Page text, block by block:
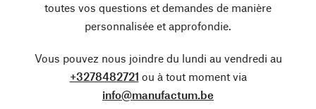
toutes vos questions et demandes de manière
personnalisée et approfondie.
Vous pouvez nous joindre du lundi au vendredi au
+3278482721 ou à tout moment via
info@manufactum.be